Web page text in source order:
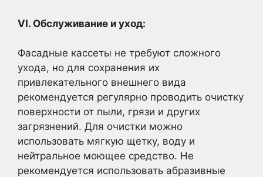
VI. Обслуживание и уход:
Фасадные кассеты не требуют сложного
ухода, но для сохранения их
привлекательного внешнего вида
рекомендуется регулярно проводить очистку
поверхности от пыли, грязи и других
загрязнений. Для очистки можно
использовать мягкую щетку, воду и
нейтральное моющее средство. Не
рекомендуется использовать абразивные